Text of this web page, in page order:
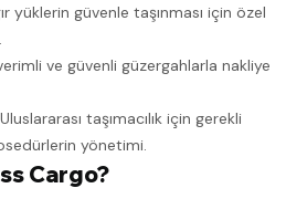
yüklerin güvenle taşınması için özel
ve güvenli güzergahlarla nakliye
Uluslararası taşımacılık için gerekli
yönetimi.
Cargo?